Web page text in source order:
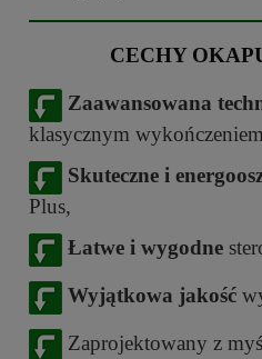
CECHY
Zaawansowana
klasycznym
Skuteczne i
Plus,
Łatwe i wygodne
Wyjątkowa jakość
Zaprojektowany z